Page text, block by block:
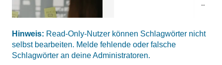
Hinweis: Read-Only-Nutzer können Schlagwörter nicht
selbst bearbeiten. Melde fehlende oder falsche
Schlagwörter an deine Administratoren.